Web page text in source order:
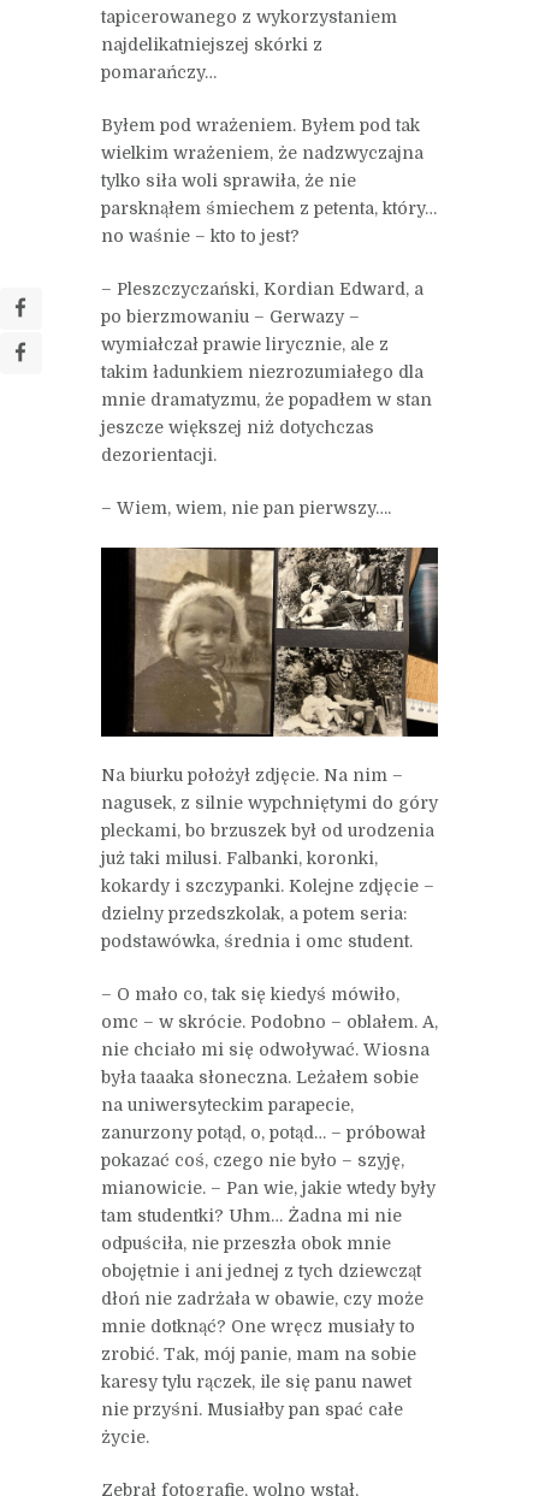
tapicerowanego z wykorzystaniem
najdelikatniejszej skórki z
pomarańczy…
Byłem pod wrażeniem. Byłem pod tak
wielkim wrażeniem, że nadzwyczajna
tylko siła woli sprawiła, że nie
parsknąłem śmiechem z petenta, który…
no waśnie – kto to jest?
– Pleszczyczański, Kordian Edward, a
po bierzmowaniu – Gerwazy –
wymiałczał prawie lirycznie, ale z
takim ładunkiem niezrozumiałego dla
mnie dramatyzmu, że popadłem w stan
jeszcze większej niż dotychczas
dezorientacji.
– Wiem, wiem, nie pan pierwszy….
Na biurku położył zdjęcie. Na nim –
nagusek, z silnie wypchniętymi do góry
pleckami, bo brzuszek był od urodzenia
już taki milusi. Falbanki, koronki,
kokardy i szczypanki. Kolejne zdjęcie –
dzielny przedszkolak, a potem seria:
podstawówka, średnia i omc student.
– O mało co, tak się kiedyś mówiło,
omc – w skrócie. Podobno – oblałem. A,
nie chciało mi się odwoływać. Wiosna
była taaaka słoneczna. Leżałem sobie
na uniwersyteckim parapecie,
zanurzony potąd, o, potąd… – próbował
pokazać coś, czego nie było – szyję,
mianowicie. – Pan wie, jakie wtedy były
tam studentki? Uhm… Żadna mi nie
odpuściła, nie przeszła obok mnie
obojętnie i ani jednej z tych dziewcząt
dłoń nie zadrżała w obawie, czy może
mnie dotknąć? One wręcz musiały to
zrobić. Tak, mój panie, mam na sobie
karesy tylu rączek, ile się panu nawet
nie przyśni. Musiałby pan spać całe
życie.
Zebrał fotografie, wolno wstał,